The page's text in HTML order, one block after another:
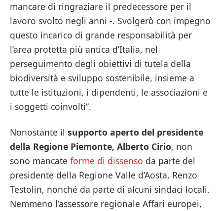
mancare di ringraziare il predecessore per il
lavoro svolto negli anni -. Svolgerò con impegno
questo incarico di grande responsabilità per
l’area protetta più antica d’Italia, nel
perseguimento degli obiettivi di tutela della
biodiversità e sviluppo sostenibile, insieme a
tutte le istituzioni, i dipendenti, le associazioni e
i soggetti coinvolti”.
Nonostante il supporto aperto del presidente
della Regione Piemonte, Alberto Cirio, non
sono mancate forme di dissenso da parte del
presidente della Regione Valle d’Aosta, Renzo
Testolin, nonché da parte di alcuni sindaci locali.
Nemmeno l’assessore regionale Affari europei,